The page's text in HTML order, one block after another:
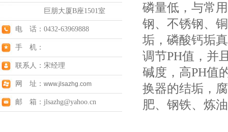
巨朋大厦B座1501室
电 话：0432-63969888
手 机：
联系人：宋经理
网 址： www.jlsazhg.com
邮 箱：jlsazhg@yahoo.cn
磷量低，与常
钢、不锈钢、
垢，磷酸钙垢
调节PH值，并
碱度，高PH值
换器的结垢，
肥、钢铁、炼